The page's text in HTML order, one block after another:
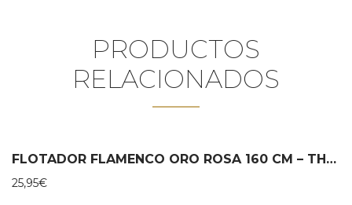
PRODUCTOS
RELACIONADOS
FLOTADOR FLAMENCO ORO ROSA 160 CM – THE SWIM ESSENTIALS
25,95€